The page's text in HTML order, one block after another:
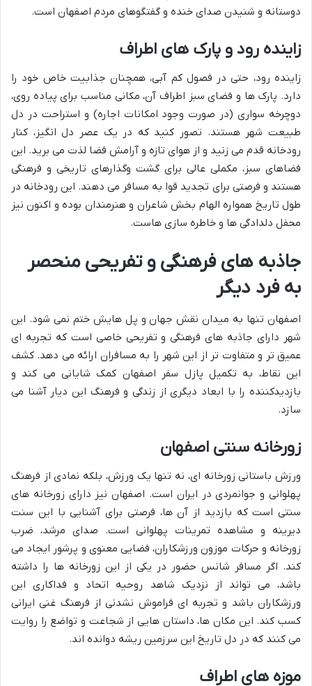
دوستانه و شنیدن صدای خنده و گفتگوهای مردم اصفهان است.
زاینده رود و پارک های اطراف
زاینده رود، حتی در فصول کم آبی، همچنان جذابیت خاص خود را
دارد. پارک ها و فضای سبز اطراف آن، مکانی مناسب برای پیاده روی،
دوچرخه سواری (در صورت وجود امکانات اجاره) و استراحت در دل
طبیعت شهر هستند. تصور کنید که در یک عصر دل انگیز، کنار
رودخانه قدم می زنید و از هوای تازه و آرامش فضا لذت می برید. این
فضاهای سبز، مکملی عالی برای گشت وگذارهای تاریخی و فرهنگی
هستند و فرصتی برای تجدید قوا به مسافر می دهند. این رودخانه در
طول تاریخ همواره الهام بخش شاعران و هنرمندان بوده و اکنون نیز
محفل دلدادگی ها و خاطره سازی هاست.
جاذبه های فرهنگی و تفریحی منحصر
به فرد دیگر
اصفهان تنها به میدان نقش جهان و پل هایش ختم نمی شود. این
شهر دارای جاذبه های فرهنگی و تفریحی خاصی است که تجربه ای
عمیق تر و متفاوت تر از این شهر را به مسافران ارائه می دهد. کشف
این نقاط، به تکمیل پازل سفر اصفهان کمک شایانی می کند و
بازدیدکننده را با ابعاد دیگری از زندگی و فرهنگ این دیار آشنا می
سازد.
زورخانه سنتی اصفهان
ورزش باستانی زورخانه ای، نه تنها یک ورزش، بلکه نمادی از فرهنگ
پهلوانی و جوانمردی در ایران است. اصفهان نیز دارای زورخانه های
سنتی است که بازدید از آن ها، فرصتی برای آشنایی با این سنت
دیرینه و مشاهده تمرینات پهلوانی است. صدای مرشد، ضرب
زورخانه و حرکات موزون ورزشکاران، فضایی معنوی و پرشور ایجاد می
کند. اگر مسافر شانس حضور در یکی از این زورخانه ها را داشته
باشد، می تواند از نزدیک شاهد روحیه اتحاد و فداکاری این
ورزشکاران باشد و تجربه ای فراموش نشدنی از فرهنگ غنی ایرانی
کسب کند. این مکان ها، داستان هایی از شجاعت و تواضع را روایت
می کنند که در دل تاریخ این سرزمین ریشه دوانده اند.
موزه های اطراف